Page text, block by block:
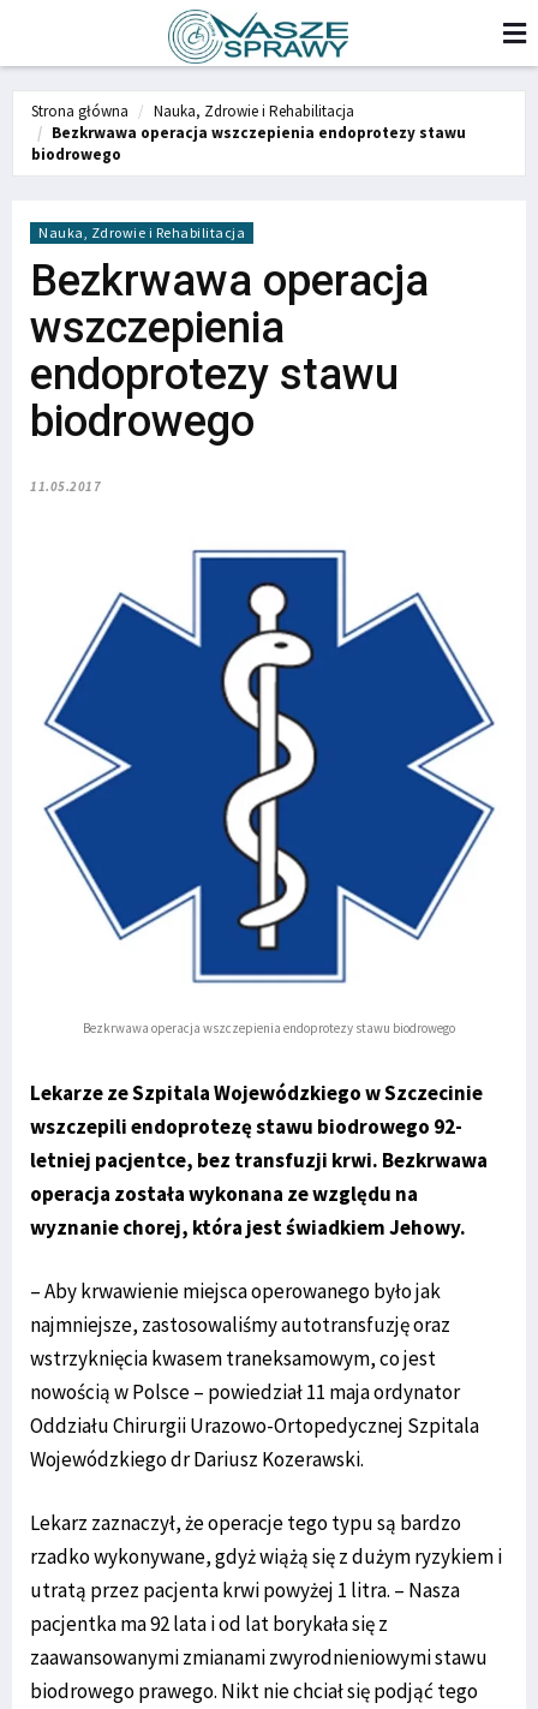
Strona główna
Nauka, Zdrowie i Rehabilitacja
Bezkrwawa operacja wszczepienia endoprotezy stawu
biodrowego
Nauka, Zdrowie i Rehabilitacja
Bezkrwawa operacja
wszczepienia
endoprotezy stawu
biodrowego
11.05.2017
Bezkrwawa operacja wszczepienia endoprotezy stawu biodrowego
Lekarze ze Szpitala Wojewódzkiego w Szczecinie
wszczepili endoprotezę stawu biodrowego 92-
letniej pacjentce, bez transfuzji krwi. Bezkrwawa
operacja została wykonana ze względu na
wyznanie chorej, która jest świadkiem Jehowy.
– Aby krwawienie miejsca operowanego było jak
najmniejsze, zastosowaliśmy autotransfuzję oraz
wstrzyknięcia kwasem traneksamowym, co jest
nowością w Polsce – powiedział 11 maja ordynator
Oddziału Chirurgii Urazowo-Ortopedycznej Szpitala
Wojewódzkiego dr Dariusz Kozerawski.
Lekarz zaznaczył, że operacje tego typu są bardzo
rzadko wykonywane, gdyż wiążą się z dużym ryzykiem i
utratą przez pacjenta krwi powyżej 1 litra. – Nasza
pacjentka ma 92 lata i od lat borykała się z
zaawansowanymi zmianami zwyrodnieniowymi stawu
biodrowego prawego. Nikt nie chciał się podjąć tego